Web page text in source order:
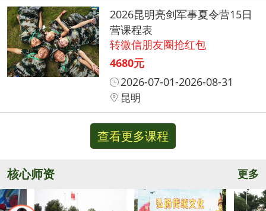
2026昆明亮剑军事夏令营15日
营课程表
转微信朋友圈抢红包
4680元
2026-07-01-2026-08-31
昆明
查看更多课程
核心师资 更多